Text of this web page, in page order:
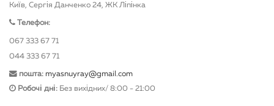
Київ, Сергія Данченко 24, ЖК Ліпінка
Телефон:
067 333 67 71
044 333 67 71
пошта: myasnuyray@gmail.com
Робочі дні: Без вихідних/ 8:00 - 21:00